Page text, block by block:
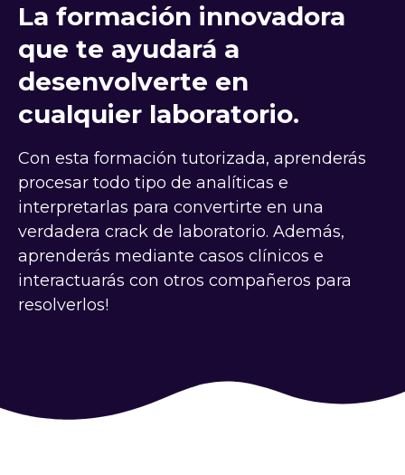
La formación innovadora
que te ayudará a
desenvolverte en
cualquier laboratorio.
Con esta formación tutorizada, aprenderás
procesar todo tipo de analíticas e
interpretarlas para convertirte en una
verdadera crack de laboratorio. Además,
aprenderás mediante casos clínicos e
interactuarás con otros compañeros para
resolverlos!